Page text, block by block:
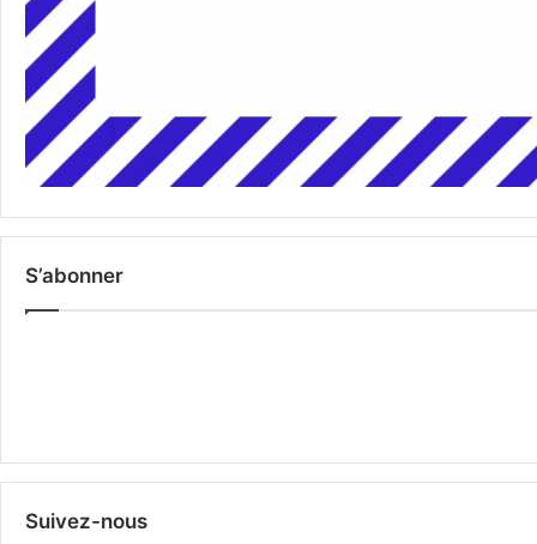
S’abonner
Suivez-nous